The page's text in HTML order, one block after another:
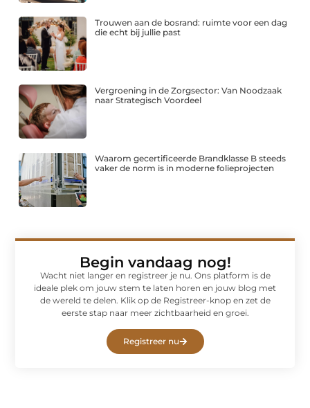
Trouwen aan de bosrand: ruimte voor een dag
die echt bij jullie past
Vergroening in de Zorgsector: Van Noodzaak
naar Strategisch Voordeel
Waarom gecertificeerde Brandklasse B steeds
vaker de norm is in moderne folieprojecten
Begin vandaag nog!
Wacht niet langer en registreer je nu. Ons platform is de
ideale plek om jouw stem te laten horen en jouw blog met
de wereld te delen. Klik op de Registreer-knop en zet de
eerste stap naar meer zichtbaarheid en groei.
Registreer nu